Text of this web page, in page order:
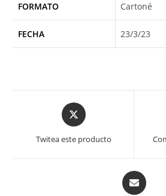
FORMATO Cartoné
FECHA 23/3/23
Opens
in
new
Twitea este producto
Opens
in